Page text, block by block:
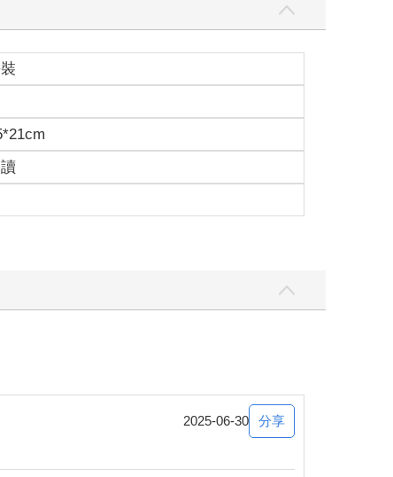
大夥最喜歡做的事就是到太陽騎士的房間聚會
倜儻、處處留情的暴風騎士，如今變成懼內的傢
道，她又要開打啦！」
來，還差點被綁架帶走結婚呢？我們都要去幫你
，那肯定是夏洛特和夏西亞母女——不對，其實還
2025-06-30 分享